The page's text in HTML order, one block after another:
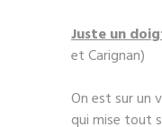
Juste un
et Carignan)
On est sur un
qui mise tout